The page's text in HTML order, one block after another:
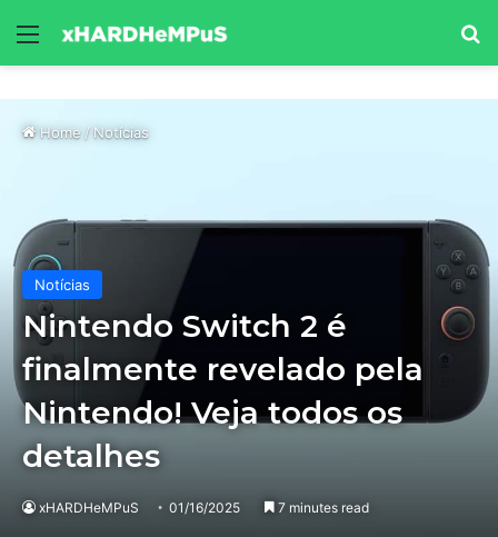
Menu
Home/Notícias
Notícias
Nintendo Switch 2 é
finalmente revelado pela
Nintendo! Veja todos os
detalhes
xHARDHeMPuS 01/16/2025 7 minutes read